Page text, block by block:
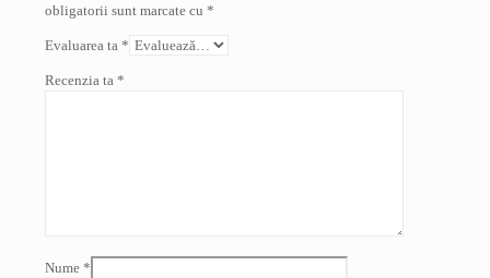
obligatorii sunt marcate cu *
Evaluarea ta *
Recenzia ta *
Nume *